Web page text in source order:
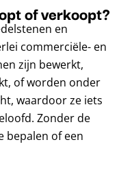
of verkoopt?
en
commerciële- en
zijn bewerkt,
of worden onder
waardoor ze iets
Zonder de
bepalen of een